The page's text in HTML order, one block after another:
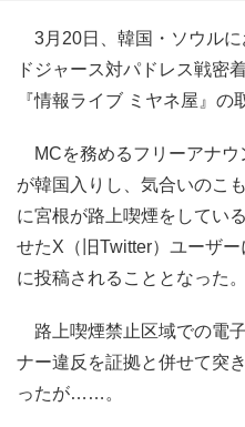
3月20日、韓国・ソウル
ドジャース対パドレス戦密
『情報ライブ ミヤネ屋』の
MCを務めるフリーアナウ
が韓国入りし、気合いのこ
に宮根が路上喫煙をしてい
せたX（旧Twitter）ユーザ
に投稿されることとなった。
路上喫煙禁止区域での電
ナー違反を証拠と併せて突
ったが……。